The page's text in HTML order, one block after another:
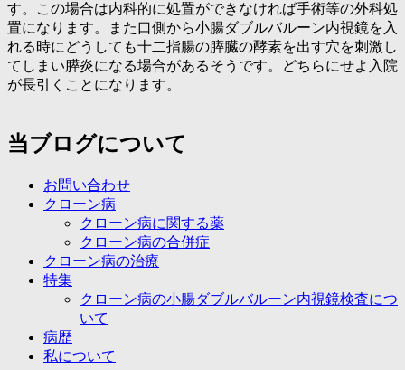
す。この場合は内科的に処置ができなければ手術等の外科処
置になります。また口側から小腸ダブルバルーン内視鏡を入
れる時にどうしても十二指腸の膵臓の酵素を出す穴を刺激し
てしまい膵炎になる場合があるそうです。どちらにせよ入院
が長引くことになります。
当ブログについて
お問い合わせ
クローン病
クローン病に関する薬
クローン病の合併症
クローン病の治療
特集
クローン病の小腸ダブルバルーン内視鏡検査につ
いて
病歴
私について